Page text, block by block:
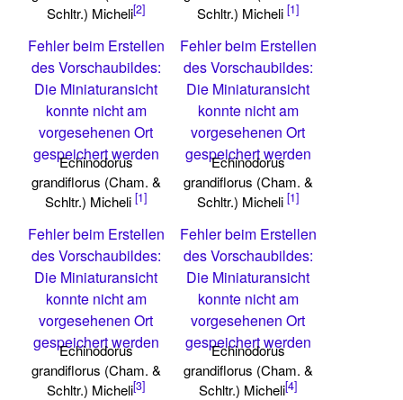
Schltr.) Micheli[2]
Schltr.) Micheli [1]
Fehler beim Erstellen
des Vorschaubildes:
Die Miniaturansicht
konnte nicht am
vorgesehenen Ort
gespeichert werden
Echinodorus
grandiflorus (Cham. &
Schltr.) Micheli [1]
Fehler beim Erstellen
des Vorschaubildes:
Die Miniaturansicht
konnte nicht am
vorgesehenen Ort
gespeichert werden
Echinodorus
grandiflorus (Cham. &
Schltr.) Micheli [1]
Fehler beim Erstellen
des Vorschaubildes:
Die Miniaturansicht
konnte nicht am
vorgesehenen Ort
gespeichert werden
Echinodorus
grandiflorus (Cham. &
Schltr.) Micheli[3]
Fehler beim Erstellen
des Vorschaubildes:
Die Miniaturansicht
konnte nicht am
vorgesehenen Ort
gespeichert werden
Echinodorus
grandiflorus (Cham. &
Schltr.) Micheli[4]